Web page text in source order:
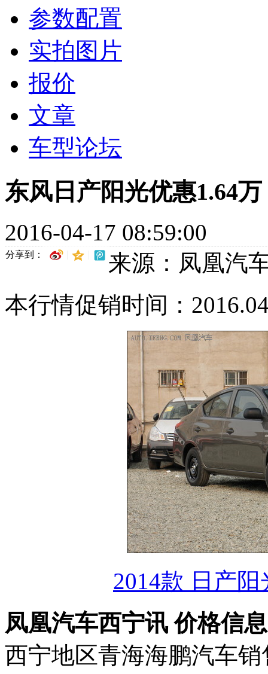
参数配置
实拍图片
报价
文章
车型论坛
东风日产阳光优惠1.64
2016-04-17 08:59:00
分享到：
来源：凤凰汽
本行情促销时间：
2014款 日产
凤凰汽车西宁讯 价格信
西宁地区青海海鹏汽车